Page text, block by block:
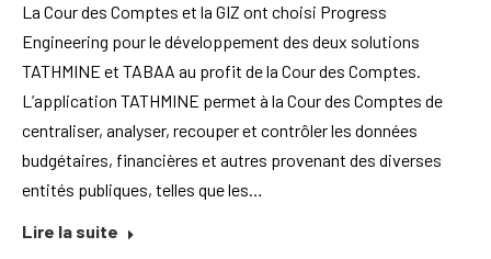
La Cour des Comptes et la GIZ ont choisi Progress
Engineering pour le développement des deux solutions
TATHMINE et TABAA au profit de la Cour des Comptes.
L’application TATHMINE permet à la Cour des Comptes de
centraliser, analyser, recouper et contrôler les données
budgétaires, financières et autres provenant des diverses
entités publiques, telles que les…
Lire la suite